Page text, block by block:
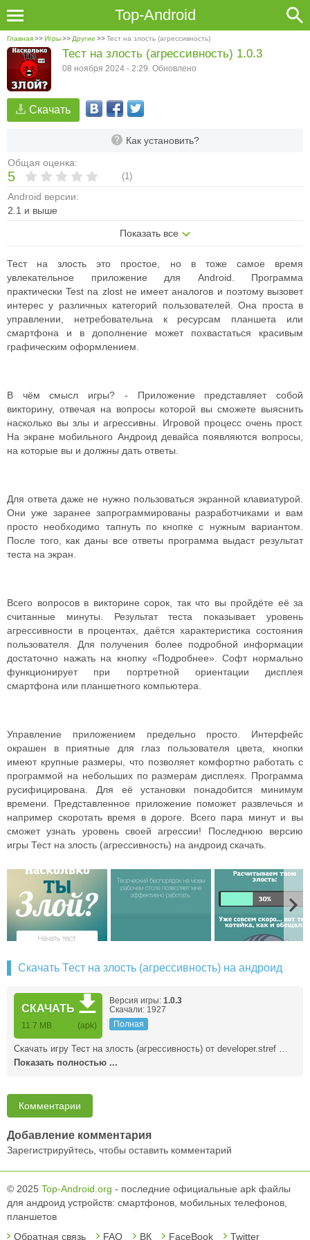
Top-Android
Главная>>Игры>> Другие >>Тест на злость (агрессивность)
Скачать
Как установить?
Общая оценка:
5 (1)
Android версии:
2.1 и выше
Показать все
Тест на злость (агрессивность) 1.0.3
08 ноября 2024 - 2:29. Обновлено
Тест на злость это простое, но в тоже самое время
увлекательное приложение для Android. Программа
практически Test na zlost не имеет аналогов и поэтому вызовет
интерес у различных категорий пользователей. Она проста в
управлении, нетребовательна к ресурсам планшета или
смартфона и в дополнение может похвастаться красивым
графическим оформлением.
В чём смысл игры? - Приложение представляет собой
викторину, отвечая на вопросы которой вы сможете выяснить
насколько вы злы и агрессивны. Игровой процесс очень прост.
На экране мобильного Андроид девайса появляются вопросы,
на которые вы и должны дать ответы.
Для ответа даже не нужно пользоваться экранной клавиатурой.
Они уже заранее запрограммированы разработчиками и вам
просто необходимо тапнуть по кнопке с нужным вариантом.
После того, как даны все ответы программа выдаст результат
теста на экран.
Всего вопросов в викторине сорок, так что вы пройдёте её за
считанные минуты. Результат теста показывает уровень
агрессивности в процентах, даётся характеристика состояния
пользователя. Для получения более подробной информации
достаточно нажать на кнопку «Подробнее». Софт нормально
функционирует при портретной ориентации дисплея
смартфона или планшетного компьютера.
Управление приложением предельно просто. Интерфейс
окрашен в приятные для глаз пользователя цвета, кнопки
имеют крупные размеры, что позволяет комфортно работать с
программой на небольших по размерам дисплеях. Программа
русифицирована. Для её установки понадобится минимум
времени. Представленное приложение поможет развлечься и
например скоротать время в дороге. Всего пара минут и вы
сможет узнать уровень своей агрессии! Последнюю версию
игры Тест на злость (агрессивность) на андроид скачать.
Скачать Тест на злость (агрессивность) на андроид
СКАЧАТЬ
11.7 MB (apk)
Версия игры: 1.0.3
Скачали: 1927
Полная
Скачать игру Тест на злость (агрессивность) от developer.stref …
Показать полностью ...
Комментарии
Добавление комментария
Зарегистрируйтесь, чтобы оставить комментарий
© 2025 Top-Android.org - последние официальные apk файлы
для андроид устройств: смартфонов, мобильных телефонов,
планшетов
Обратная связь
FAQ ВК FaceBook Twitter